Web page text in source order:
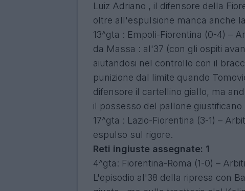
Luiz Adriano , il difensore della
oltre all'espulsione manca anche
13^gta : Empoli-Fiorentina (0-4) –
da Massa : al'37 (con gli ospiti
aiutandosi nel controllo con il
punizione dal limite quando
difensore il cartellino giallo, ma
il possesso del pallone
17^gta : Lazio-Fiorentina (3-1) –
espulso sul rigore.
Reti ingiuste assegnate: 1
4^gta: Fiorentina-Roma (1-0) –
L'episodio al'38 della ripresa con